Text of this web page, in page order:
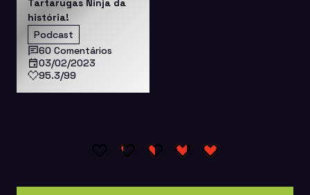
Tartarugas Ninja da
história!
Podcast
60 Comentários
03/02/2023
95.3/99